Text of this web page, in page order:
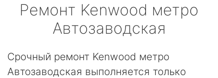
Ремонт Kenwood метро
Автозаводская
Срочный ремонт Kenwood метро
Автозаводская выполняется только